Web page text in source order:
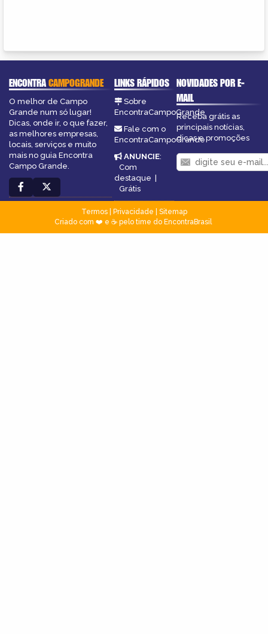
ENCONTRACAMPOGRANDE
O melhor de Campo
Grande num só lugar!
Dicas, onde ir, o que fazer,
as melhores empresas,
locais, serviços e muito
mais no guia Encontra
Campo Grande.
LINKS RÁPIDOS
Sobre
EncontraCampoGrande
Fale com o
EncontraCampoGrande
ANUNCIE:
Com
destaque
Grátis
NOVIDADES POR E-
MAIL
Receba grátis as
principais notícias,
dicas e promoções
Termos| Privacidade
Sitemap
Criado com ❤️ e ☕ pelo time do EncontraBrasil